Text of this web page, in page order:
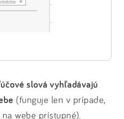
slová vyhľadávajú
(funguje len v prípade,
webe prístupné).